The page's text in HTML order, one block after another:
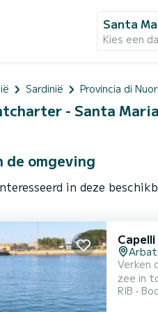
Santa
Kies een
Sardinië Provincia di
- Santa
omgeving
in deze
Verken
zee in
RIB